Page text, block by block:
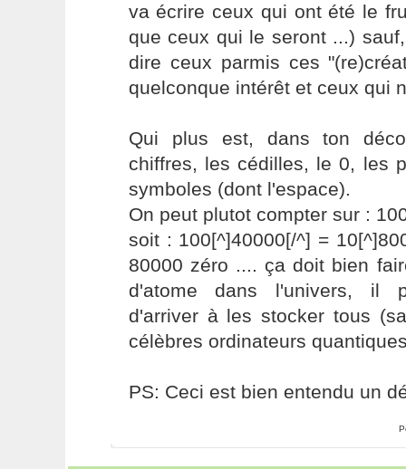
va écrire ceux qui ont été le
que ceux qui le seront ...)
dire ceux parmis ces
quelconque intérêt et ceux qui
Qui plus est, dans ton
chiffres, les cédilles, le 0, les
symboles (dont l'espace).
On peut plutot compter sur :
soit : 100[^]40000[/^] =
80000 zéro .... ça doit bien
d'atome dans l'univers, il
d'arriver à les stocker tous
célèbres ordinateurs
PS: Ceci est bien entendu un